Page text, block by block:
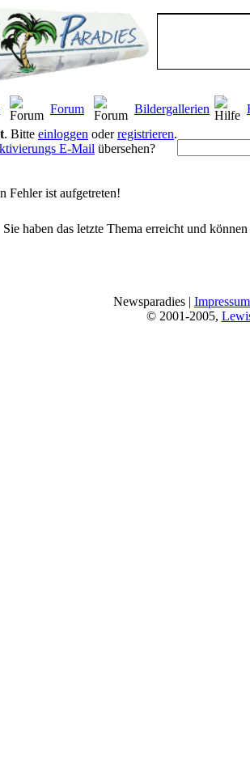
Forum Bildergallerien
. Bitte einloggen oderregistrieren.
E-Mail übersehen?
Fehler ist aufgetreten!
Sie haben das letzte Thema erreicht und
Newsparadies | Impressum
© 2001-2005,